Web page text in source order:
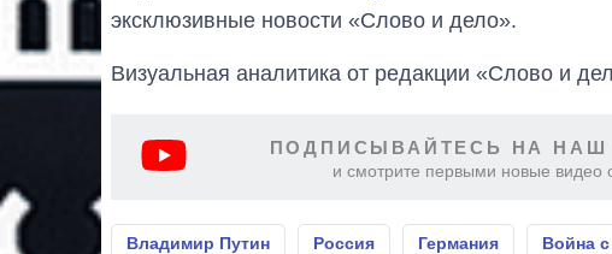
эксклюзивные новости «Слово и дело».
Визуальная аналитика от редакции «Слово и
ПОДПИСЫВАЙТЕСЬ НА НАШ
и смотрите первыми новые видео
Владимир Путин Россия Германия Война